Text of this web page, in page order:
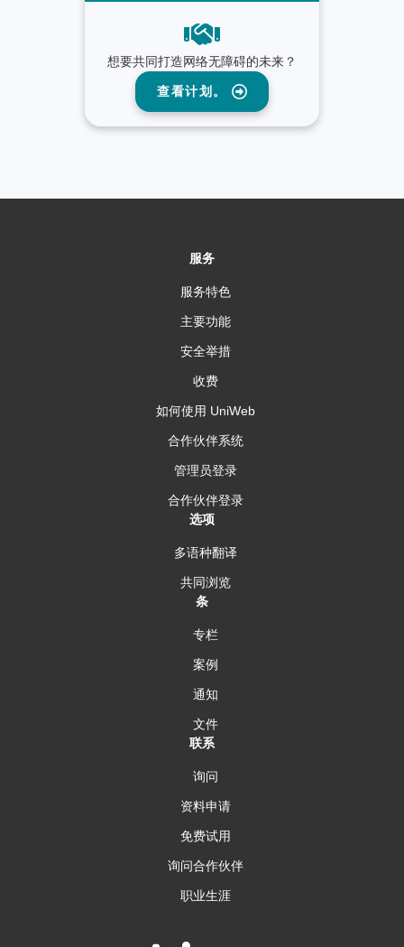
想要共同打造网络无障碍的未来？
查看计划。
服务
服务特色
主要功能
安全举措
收费
如何使用 UniWeb
合作伙伴系统
管理员登录
合作伙伴登录
选项
多语种翻译
共同浏览
条
专栏
案例
通知
文件
联系
询问
资料申请
免费试用
询问合作伙伴
职业生涯